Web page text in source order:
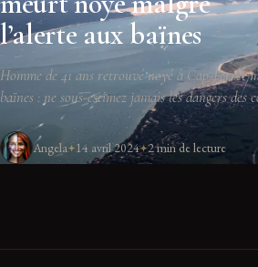
l’alerte aux baïnes
Homme de 41 ans retrouvé noyé à Cap-Ferret
baïnes : ne sous-estimez jamais les dangers des
Angela 14 avril 2024 2 min de lecture